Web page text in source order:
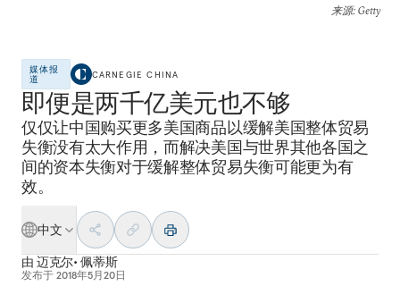
来源: Getty
媒体报
道
CARNEGIE CHINA
即便是两千亿美元也不够
仅仅让中国购买更多美国商品以缓解美国整体贸易
失衡没有太大作用，而解决美国与世界其他各国之
间的资本失衡对于缓解整体贸易失衡可能更为有
效。
中文
由 迈克尔• 佩蒂斯
发布于 2018年5月20日